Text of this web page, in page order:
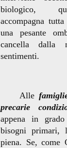
biologico,
accompagna
una pesante
cancella dalla
sentimenti.
Alle
precarie
appena in
bisogni primari,
piena. Se, come